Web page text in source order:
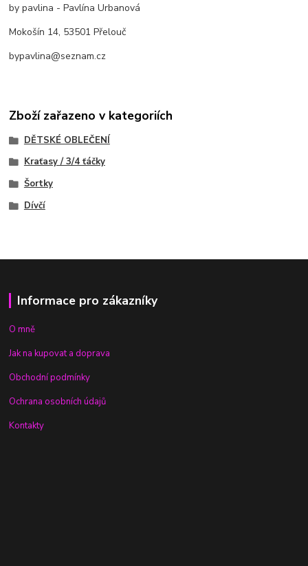
by pavlina - Pavlína Urbanová
Mokošín 14, 53501 Přelouč
bypavlina@seznam.cz
Zboží zařazeno v kategoriích
DĚTSKÉ OBLEČENÍ
Kraťasy / 3/4 ťáčky
Šortky
Dívčí
Informace pro zákazníky
O mně
Jak na kupovat a doprava
Obchodní podmínky
Ochrana osobních údajů
Kontakty